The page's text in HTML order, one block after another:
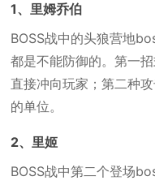
1、里姆乔伯
BOSS战中的头狼营地
都是不能防御的。第一
直接冲向玩家；第二种
的单位。
2、里姬
BOSS战中第二个登场